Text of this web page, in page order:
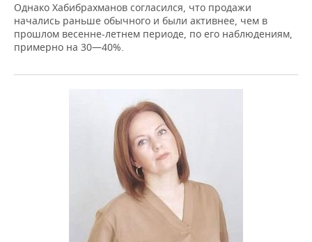
Однако Хабибрахманов согласился, что продажи
начались раньше обычного и были активнее, чем в
прошлом весенне-летнем периоде, по его наблюдениям,
примерно на 30—40%.